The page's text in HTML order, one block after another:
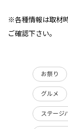
※各種情報は取材
ご確認下さい。
お祭り
グルメ
ステージ